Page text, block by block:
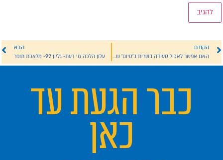
הקודם
האם אפשר לאכול סעודה בשרית ב'סיום' של לימודי דעת בתשעת הימים?
הבא
עלון הלכה מי דעת- גליון 92- מלאכת תופר
כבר הגעת עד
כאן